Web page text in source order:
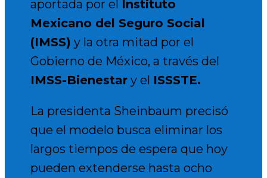
aportada por el Instituto
Mexicano del Seguro Social
(IMSS) y la otra mitad por el
Gobierno de México, a través del
IMSS-Bienestar y el ISSSTE.
La presidenta Sheinbaum precisó
que el modelo busca eliminar los
largos tiempos de espera que hoy
pueden extenderse hasta ocho